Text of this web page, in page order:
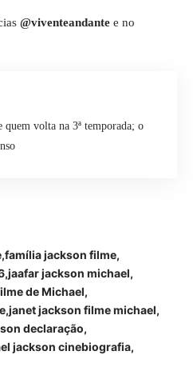
@viventeandante e no
volta na 3ª temporada; o
família jackson filme
jaafar jackson michael
de Michael
janet jackson filme michael
declaração
jackson cinebiografia